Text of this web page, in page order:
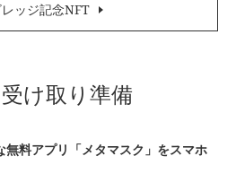
ッジ記念NFT
け取り準備
料アプリ「メタマスク」をスマホ